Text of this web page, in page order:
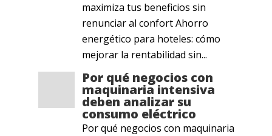
maximiza tus beneficios sin
renunciar al confort Ahorro
energético para hoteles: cómo
mejorar la rentabilidad sin...
Por qué negocios con
maquinaria intensiva
deben analizar su
consumo eléctrico
Por qué negocios con maquinaria